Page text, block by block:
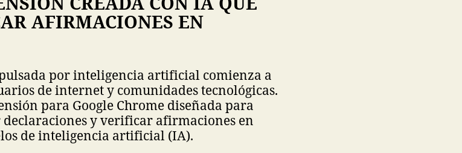
AFIRMACIONES EN
por inteligencia artificial comienza a
de internet y comunidades tecnológicas.
para Google Chrome diseñada para
y verificar afirmaciones en
de inteligencia artificial (IA).